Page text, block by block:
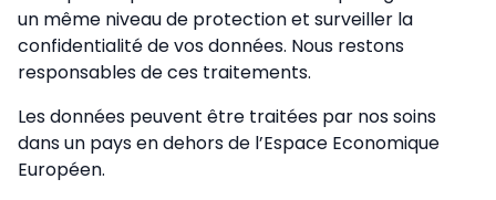
un même niveau de protection et surveiller la
confidentialité de vos données. Nous restons
responsables de ces traitements.
Les données peuvent être traitées par nos soins
dans un pays en dehors de l’Espace Economique
Européen.